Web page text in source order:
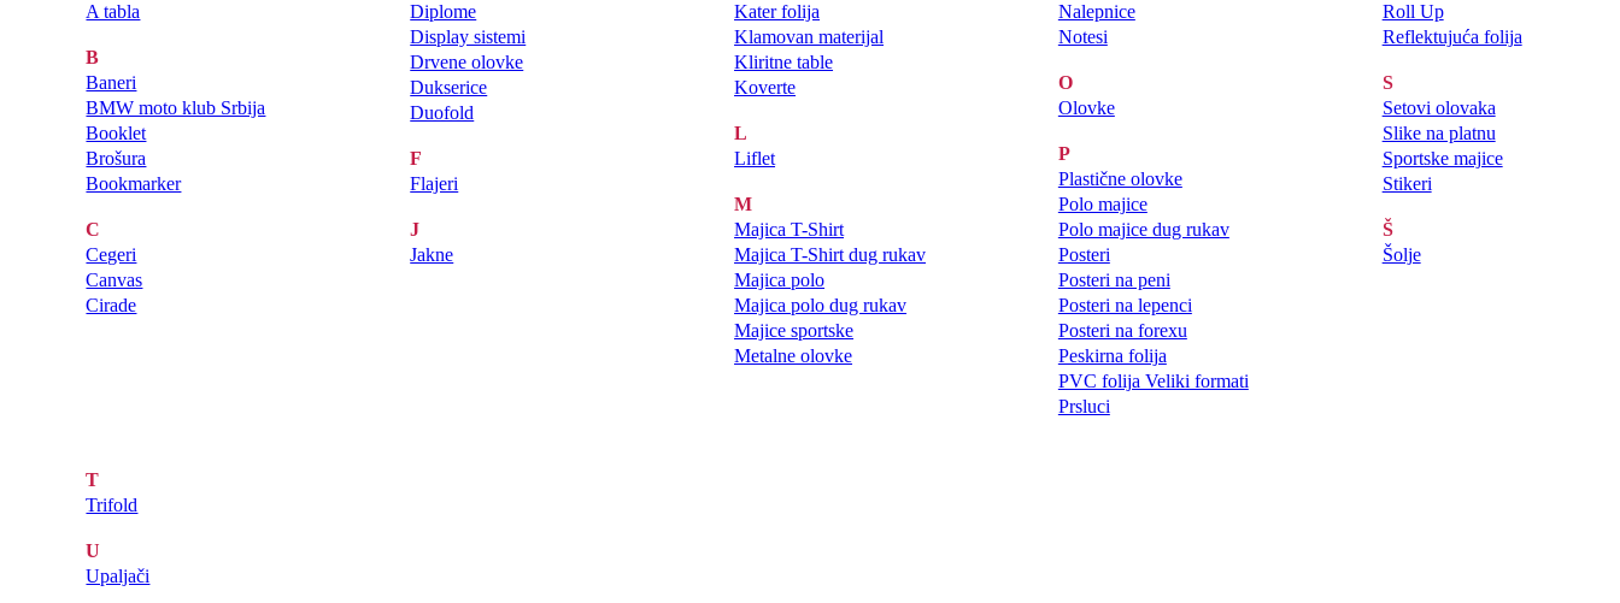
A tabla
B
Baneri
BMW moto klub Srbija
Booklet
Brošura
Bookmarker
C
Cegeri
Canvas
Cirade
Diplome
Display sistemi
Drvene olovke
Dukserice
Duofold
F
Flajeri
J
Jakne
Kater folija
Klamovan materijal
Kliritne table
Koverte
L
Liflet
M
Majica T-Shirt
Majica T-Shirt dug rukav
Majica polo
Majica polo dug rukav
Majice sportske
Metalne olovke
Nalepnice
Notesi
O
Olovke
P
Plastične olovke
Polo majice
Polo majice dug rukav
Posteri
Posteri na peni
Posteri na lepenci
Posteri na forexu
Peskirna folija
PVC folija Veliki formati
Prsluci
Roll Up
Reflektujuća folija
S
Setovi olovaka
Slike na platnu
Sportske majice
Stikeri
Š
Šolje
T
Trifold
U
Upaljači